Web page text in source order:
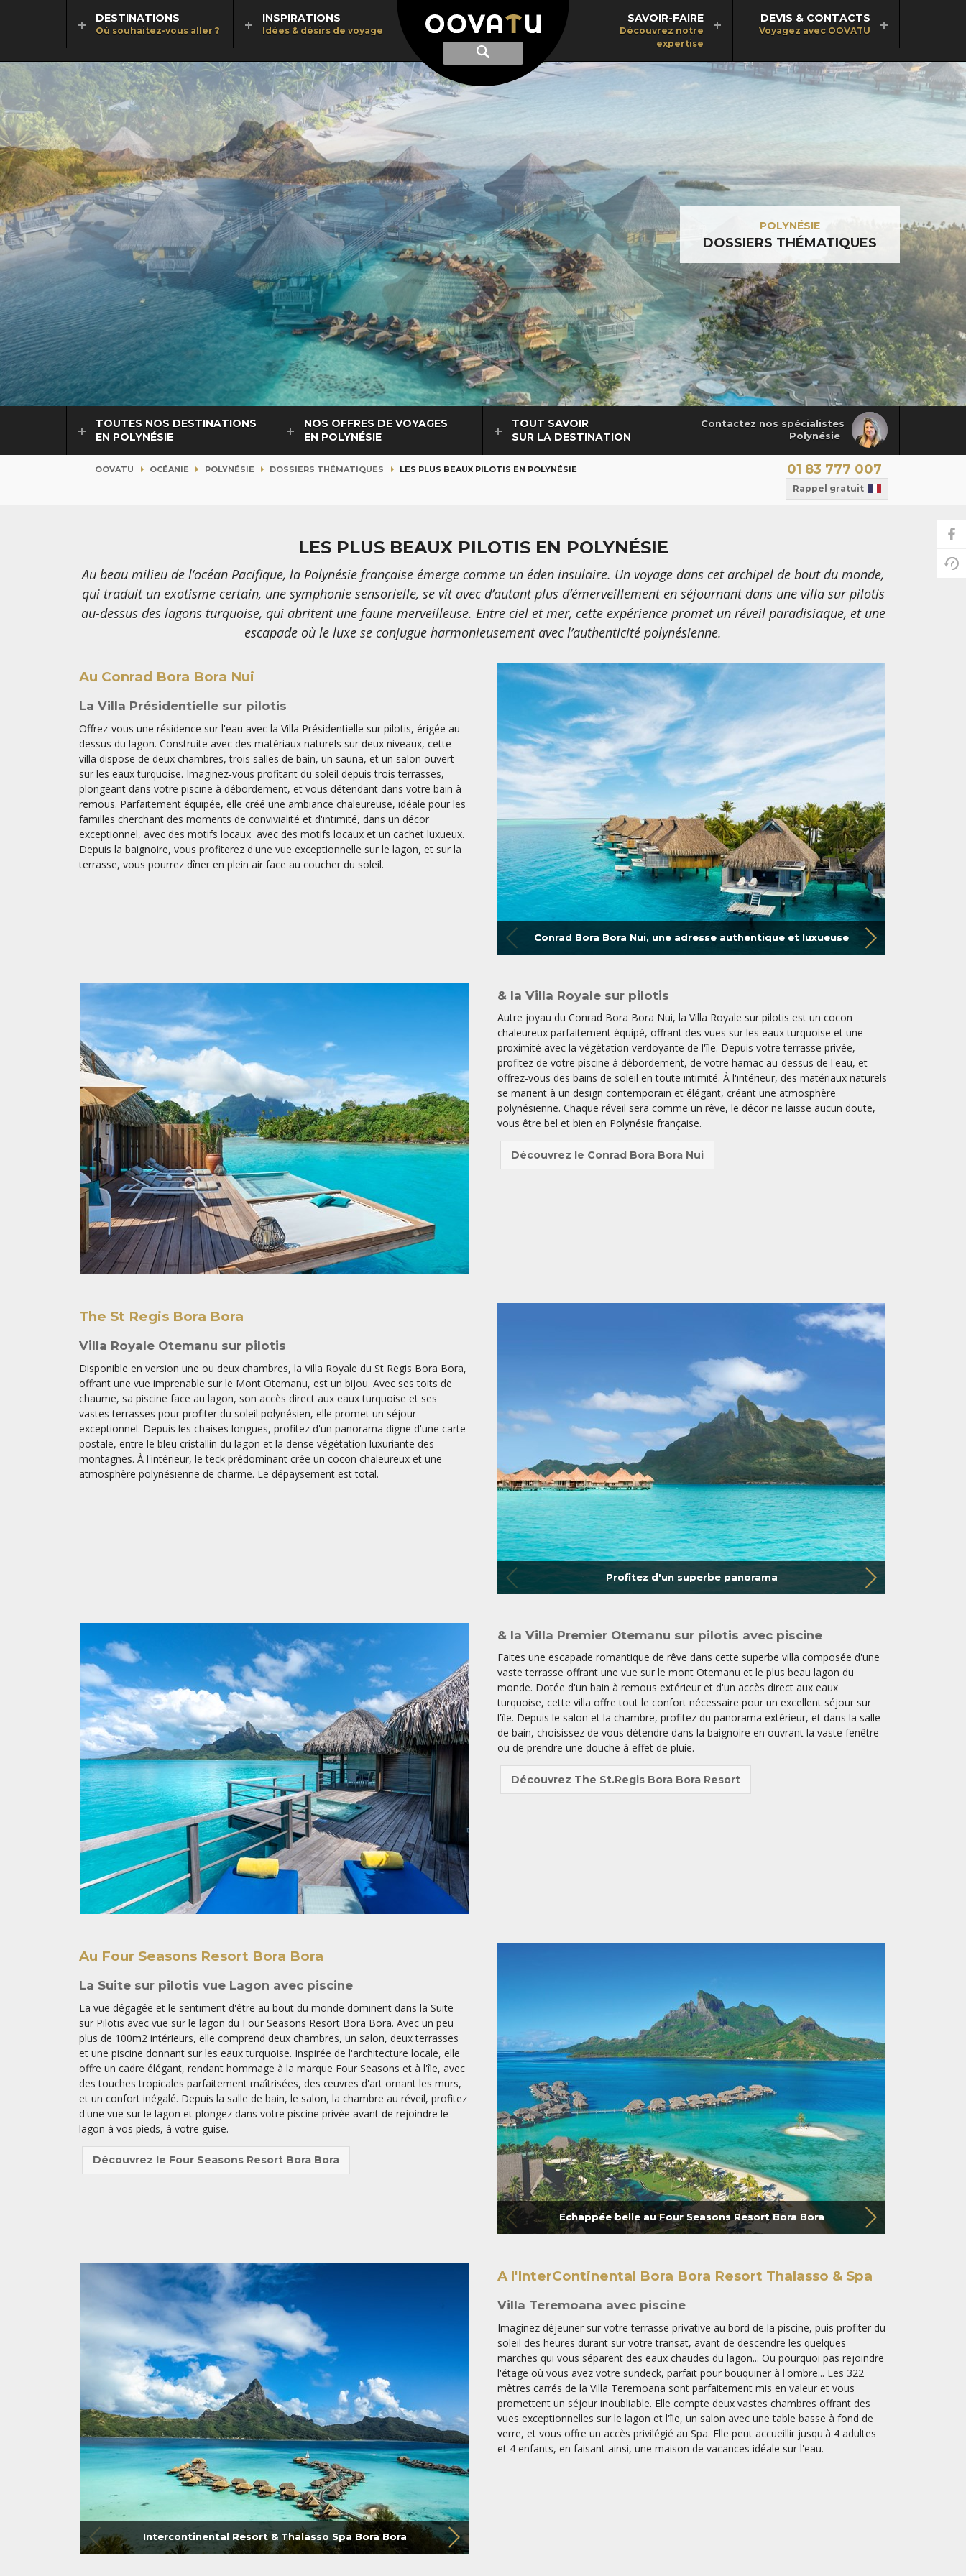
Afficher
recherche
Recherche
DESTINATIONS
Où souhaitez-vous aller ?
INSPIRATIONS
Idées & désirs de voyage
SAVOIR-FAIRE
Découvrez notre
expertise
DEVIS & CONTACTS
Voyagez avec OOVATU
POLYNÉSIE
DOSSIERS THÉMATIQUES
Contactez nos spécialistes
Polynésie
TOUTES NOS DESTINATIONS
EN POLYNÉSIE
NOS OFFRES DE VOYAGES
EN POLYNÉSIE
TOUT SAVOIR
SUR LA DESTINATION
OOVATU OCÉANIE POLYNÉSIE DOSSIERS THÉMATIQUES LES PLUS BEAUX PILOTIS EN POLYNÉSIE 01 83 777 007
Rappel gratuit
LES PLUS BEAUX PILOTIS EN POLYNÉSIE
Au beau milieu de l’océan Pacifique, la Polynésie française émerge comme un éden insulaire. Un voyage dans cet archipel de bout du monde,
qui traduit un exotisme certain, une symphonie sensorielle, se vit avec d’autant plus d’émerveillement en séjournant dans une villa sur pilotis
au-dessus des lagons turquoise, qui abritent une faune merveilleuse. Entre ciel et mer, cette expérience promet un réveil paradisiaque, et une
escapade où le luxe se conjugue harmonieusement avec l’authenticité polynésienne.
Conrad Bora Bora Nui, une adresse authentique et luxueuse
Au Conrad Bora Bora Nui
La Villa Présidentielle sur pilotis
Offrez-vous une résidence sur l'eau avec la Villa Présidentielle sur pilotis, érigée au-
dessus du lagon. Construite avec des matériaux naturels sur deux niveaux, cette
villa dispose de deux chambres, trois salles de bain, un sauna, et un salon ouvert
sur les eaux turquoise. Imaginez-vous profitant du soleil depuis trois terrasses,
plongeant dans votre piscine à débordement, et vous détendant dans votre bain à
remous. Parfaitement équipée, elle créé une ambiance chaleureuse, idéale pour les
familles cherchant des moments de convivialité et d'intimité, dans un décor
exceptionnel, avec des motifs locaux avec des motifs locaux et un cachet luxueux.
Depuis la baignoire, vous profiterez d'une vue exceptionnelle sur le lagon, et sur la
terrasse, vous pourrez dîner en plein air face au coucher du soleil.
& la Villa Royale sur pilotis
Autre joyau du Conrad Bora Bora Nui, la Villa Royale sur pilotis est un cocon
chaleureux parfaitement équipé, offrant des vues sur les eaux turquoise et une
proximité avec la végétation verdoyante de l'île. Depuis votre terrasse privée,
profitez de votre piscine à débordement, de votre hamac au-dessus de l'eau, et
offrez-vous des bains de soleil en toute intimité. À l'intérieur, des matériaux naturels
se marient à un design contemporain et élégant, créant une atmosphère
polynésienne. Chaque réveil sera comme un rêve, le décor ne laisse aucun doute,
vous être bel et bien en Polynésie française.
Découvrez le Conrad Bora Bora Nui
Profitez d'un superbe panorama
The St Regis Bora Bora
Villa Royale Otemanu sur pilotis
Disponible en version une ou deux chambres, la Villa Royale du St Regis Bora Bora,
offrant une vue imprenable sur le Mont Otemanu, est un bijou. Avec ses toits de
chaume, sa piscine face au lagon, son accès direct aux eaux turquoise et ses
vastes terrasses pour profiter du soleil polynésien, elle promet un séjour
exceptionnel. Depuis les chaises longues, profitez d'un panorama digne d'une carte
postale, entre le bleu cristallin du lagon et la dense végétation luxuriante des
montagnes. À l'intérieur, le teck prédominant crée un cocon chaleureux et une
atmosphère polynésienne de charme. Le dépaysement est total.
& la Villa Premier Otemanu sur pilotis avec piscine
Faites une escapade romantique de rêve dans cette superbe villa composée d'une
vaste terrasse offrant une vue sur le mont Otemanu et le plus beau lagon du
monde. Dotée d'un bain à remous extérieur et d'un accès direct aux eaux
turquoise, cette villa offre tout le confort nécessaire pour un excellent séjour sur
l'île. Depuis le salon et la chambre, profitez du panorama extérieur, et dans la salle
de bain, choisissez de vous détendre dans la baignoire en ouvrant la vaste fenêtre
ou de prendre une douche à effet de pluie.
Découvrez The St.Regis Bora Bora Resort
Echappée belle au Four Seasons Resort Bora Bora
Au Four Seasons Resort Bora Bora
La Suite sur pilotis vue Lagon avec piscine
La vue dégagée et le sentiment d'être au bout du monde dominent dans la Suite
sur Pilotis avec vue sur le lagon du Four Seasons Resort Bora Bora. Avec un peu
plus de 100m2 intérieurs, elle comprend deux chambres, un salon, deux terrasses
et une piscine donnant sur les eaux turquoise. Inspirée de l'architecture locale, elle
offre un cadre élégant, rendant hommage à la marque Four Seasons et à l'île, avec
des touches tropicales parfaitement maîtrisées, des œuvres d'art ornant les murs,
et un confort inégalé. Depuis la salle de bain, le salon, la chambre au réveil, profitez
d'une vue sur le lagon et plongez dans votre piscine privée avant de rejoindre le
lagon à vos pieds, à votre guise.
Découvrez le Four Seasons Resort Bora Bora
Intercontinental Resort & Thalasso Spa Bora Bora
A l'InterContinental Bora Bora Resort Thalasso & Spa
Villa Teremoana avec piscine
Imaginez déjeuner sur votre terrasse privative au bord de la piscine, puis profiter du
soleil des heures durant sur votre transat, avant de descendre les quelques
marches qui vous séparent des eaux chaudes du lagon... Ou pourquoi pas rejoindre
l'étage où vous avez votre sundeck, parfait pour bouquiner à l'ombre... Les 322
mètres carrés de la Villa Teremoana sont parfaitement mis en valeur et vous
promettent un séjour inoubliable. Elle compte deux vastes chambres offrant des
vues exceptionnelles sur le lagon et l'île, un salon avec une table basse à fond de
verre, et vous offre un accès privilégié au Spa. Elle peut accueillir jusqu'à 4 adultes
et 4 enfants, en faisant ainsi, une maison de vacances idéale sur l'eau.